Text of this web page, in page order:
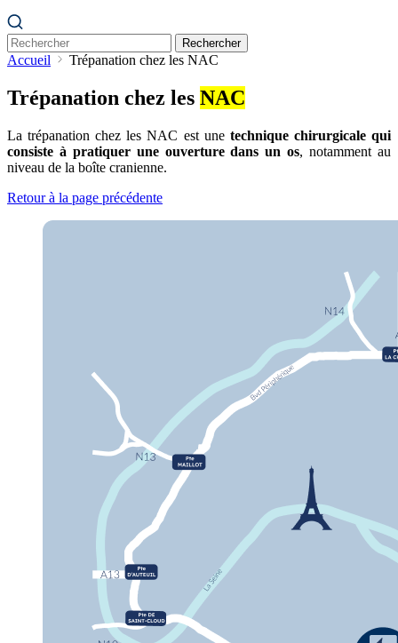
Rechercher
Accueil Trépanation chez les NAC
Trépanation chez les NAC
La trépanation chez les NAC est unetechnique chirurgicale qui
consiste à pratiquer une ouverture dans un os, notamment au
niveau de la boîte cranienne.
Retour à la page précédente